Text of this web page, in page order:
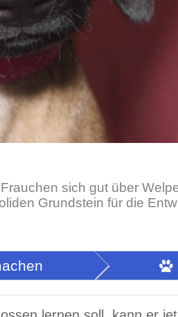
sich gut über
Grundstein für die